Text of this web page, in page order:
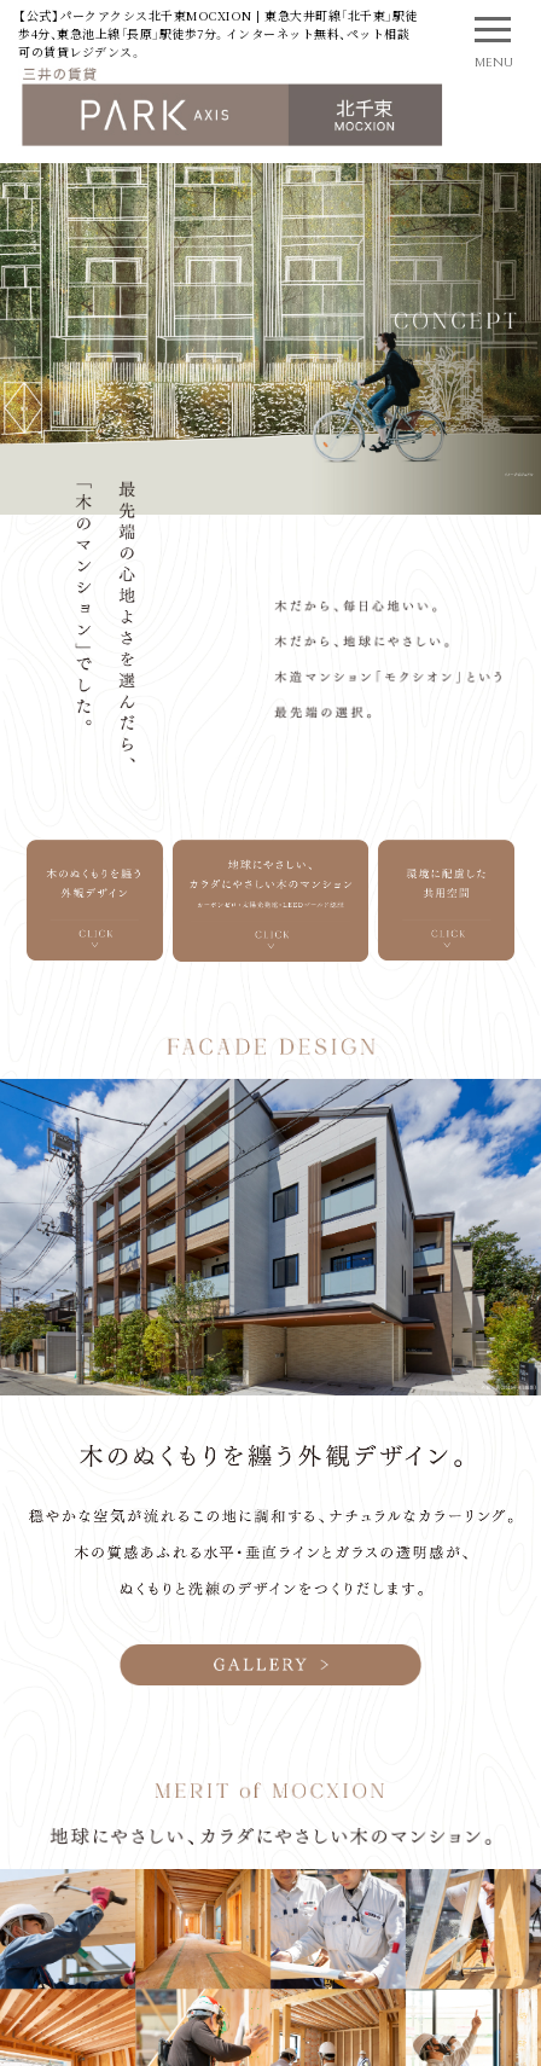
【公式】パークアクシス北千束MOCXION | 東急大井町線「北千束」駅徒
歩4分、東急池上線「長原」駅徒歩7分。インターネット無料、ペット相談
可の賃貸レジデンス。
MENU